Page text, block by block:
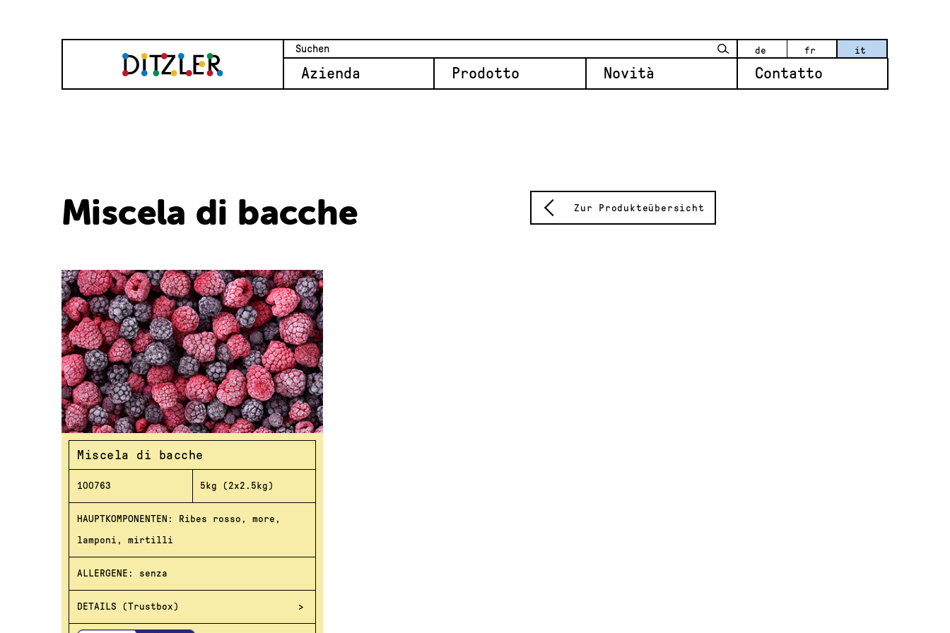
Azienda Prodotto Novità Contatto
de it
fr
Miscela di bacche Zur Produkteübersicht
Miscela di bacche
100763 5kg (2x2.5kg)
HAUPTKOMPONENTEN: Ribes rosso, more,
lamponi, mirtilli
ALLERGENE: senza
DETAILS (Trustbox)